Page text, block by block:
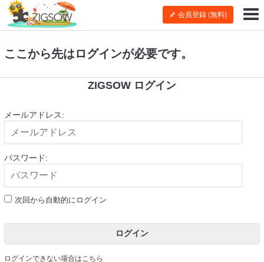
会員登録 (無料)
ここから先はログインが必要です。
ZIGSOW ログイン
メールアドレス:
パスワード:
次回から自動的にログイン
ログイン
ログインできない場合はこちら